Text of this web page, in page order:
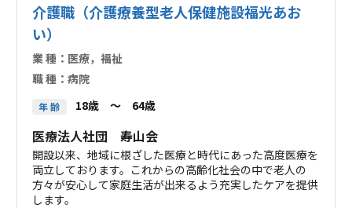
介護職（介護療養型老人保健施設福光あお
い）
業 種： 医療，福祉
職 種： 病院
年 齢 18歳 ～ 64歳
医療法人社団 寿山会
開設以来、地域に根ざした医療と時代にあった高度医療を
両立しております。これからの高齢化社会の中で老人の
方々が安心して家庭生活が出来るよう充実したケアを提供
します。